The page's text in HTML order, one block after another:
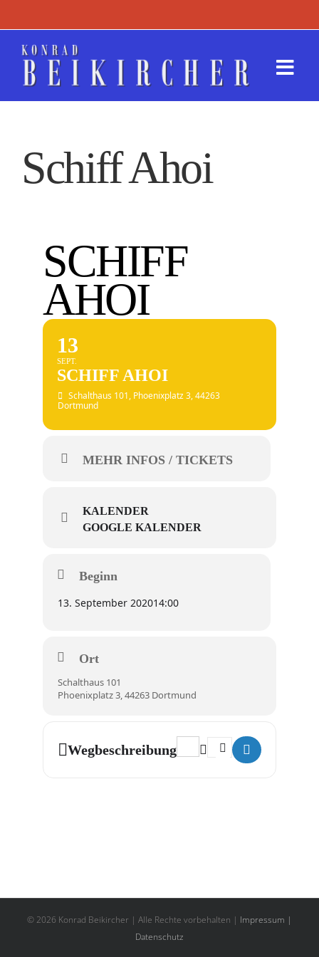
Inhalt
springen
Schiff Ahoi
SCHIFF
AHOI
13
SEPT.
SCHIFF AHOI
Schalthaus 101, Phoenixplatz 3, 44263
Dortmund
MEHR INFOS / TICKETS
KALENDER
GOOGLE KALENDER
Beginn
13. September 202014:00
Ort
Schalthaus 101
Phoenixplatz 3, 44263 Dortmund
WegbeschreibungAddress - Schiff Ahoi []
Destination Address -
© 2026 Konrad Beikircher | Alle Rechte vorbehalten | Impressum |
Datenschutz